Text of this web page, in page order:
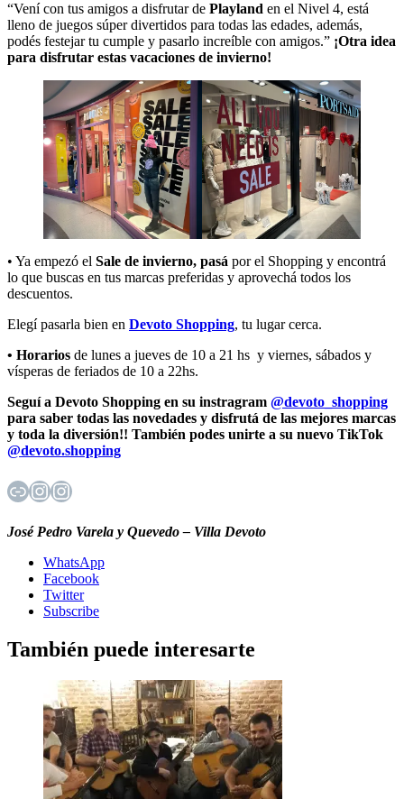
“Vení con tus amigos a disfrutar de Playland en el Nivel 4, está
lleno de juegos súper divertidos para todas las edades, además,
podés festejar tu cumple y pasarlo increíble con amigos.” ¡Otra idea
para disfrutar estas vacaciones de invierno!
• Ya empezó el Sale de invierno, pasá por el Shopping y encontrá
lo que buscas en tus marcas preferidas y aprovechá todos los
descuentos.
Elegí pasarla bien en Devoto Shopping, tu lugar cerca.
• Horarios de lunes a jueves de 10 a 21 hs y viernes, sábados y
vísperas de feriados de 10 a 22hs.
Seguí a Devoto Shopping en su instragram @devoto_shopping
para saber todas las novedades y disfrutá de las mejores marcas
y toda la diversión!! También podes unirte a su nuevo TikTok
@devoto.shopping
Enlace
Instagram
Instagram
José Pedro Varela y Quevedo – Villa Devoto
WhatsApp
Facebook
Twitter
Subscribe
También puede interesarte